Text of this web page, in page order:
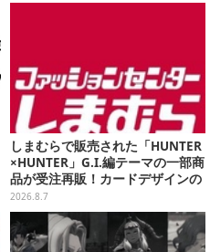
しまむらで販売された「HUNTER
×HUNTER」G.I.編テーマの一部商
品が受注再販！カードデザインの
キーホルダーや、キルアたちのセ
リフ付ソックスなど
2026.8.7